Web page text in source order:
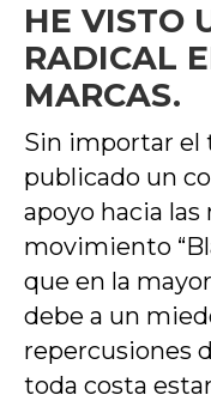
HE VISTO
RADICAL
MARCAS.
Sin importar el
publicado un
apoyo hacia las
movimiento
que en la
debe a un
repercusiones
toda costa